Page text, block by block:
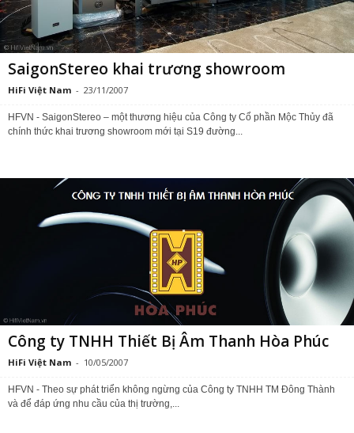
SaigonStereo khai trương showroom
HiFi Việt Nam - 23/11/2007
HFVN - SaigonStereo – một thương hiệu của Công ty Cổ phần Mộc Thủy đã
chính thức khai trương showroom mới tại S19 đường...
Công ty TNHH Thiết Bị Âm Thanh Hòa Phúc
HiFi Việt Nam - 10/05/2007
HFVN - Theo sự phát triển không ngừng của Công ty TNHH TM Đông Thành
và để đáp ứng nhu cầu của thị trường,...